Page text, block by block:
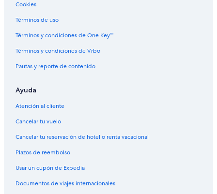
playa de Opechee Point
Campings en Región de los Lagos
Hoteles que aceptan mascotas en Región de los Lagos
Hoteles con spa en Weirs Beach
Hoteles en Weirs Beach
Cookies
Términos de uso
Términos y condiciones de One Key™
Términos y condiciones de Vrbo
Pautas y reporte de contenido
Ayuda
Atención al cliente
Cancelar tu vuelo
Cancelar tu reservación de hotel o renta vacacional
Plazos de reembolso
Usar un cupón de Expedia
Documentos de viajes internacionales